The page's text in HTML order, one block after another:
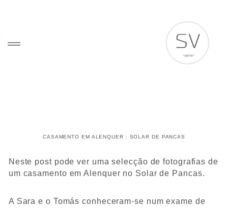
WEDDING VISUAL STORIES
VÍDEO
Sobre Nós
CASAMENTO EM ALENQUER : SOLAR DE PANCAS
Neste post pode ver uma selecção de fotografias de
um casamento em Alenquer no Solar de Pancas.
A Sara e o Tomás conheceram-se num exame de